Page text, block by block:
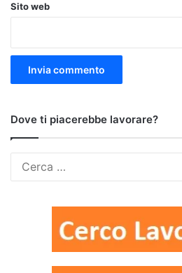
Sito web
Dove ti piacerebbe lavorare?